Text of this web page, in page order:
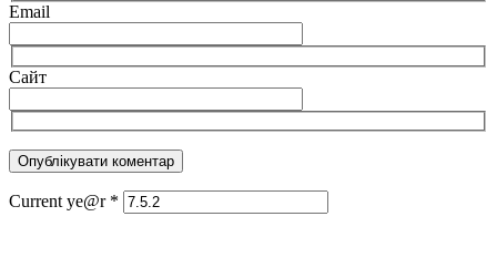
Email
Сайт
Current ye@r *